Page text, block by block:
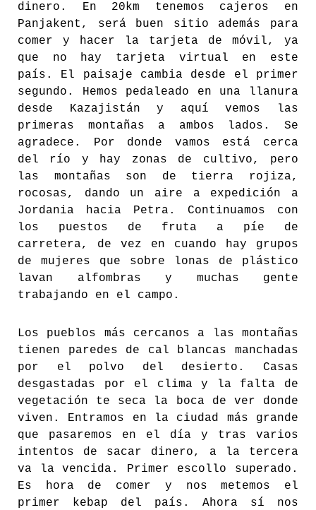
dinero. En 20km tenemos cajeros en
Panjakent, será buen sitio además para
comer y hacer la tarjeta de móvil, ya
que no hay tarjeta virtual en este
país. El paisaje cambia desde el primer
segundo. Hemos pedaleado en una llanura
desde Kazajistán y aquí vemos las
primeras montañas a ambos lados. Se
agradece. Por donde vamos está cerca
del río y hay zonas de cultivo, pero
las montañas son de tierra rojiza,
rocosas, dando un aire a expedición a
Jordania hacia Petra. Continuamos con
los puestos de fruta a píe de
carretera, de vez en cuando hay grupos
de mujeres que sobre lonas de plástico
lavan alfombras y muchas gente
trabajando en el campo.
Los pueblos más cercanos a las montañas
tienen paredes de cal blancas manchadas
por el polvo del desierto. Casas
desgastadas por el clima y la falta de
vegetación te seca la boca de ver donde
viven. Entramos en la ciudad más grande
que pasaremos en el día y tras varios
intentos de sacar dinero, a la tercera
va la vencida. Primer escollo superado.
Es hora de comer y nos metemos el
primer kebap del país. Ahora sí nos